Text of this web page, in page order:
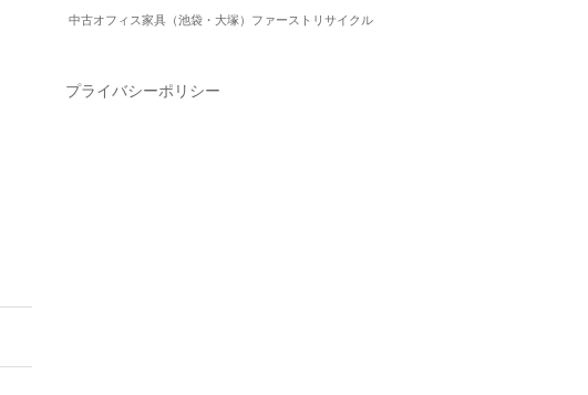
中古オフィス家具（池袋・大塚）ファーストリサイクル
プライバシーポリシー